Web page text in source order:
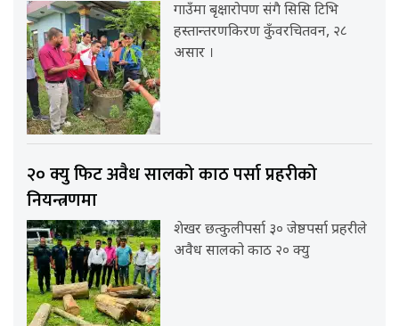
गाउँमा बृक्षारोपण संगै सिसि टिभि
हस्तान्तरणकिरण कुँवरचितवन, २८
असार ।
२० क्यु फिट अवैध सालको काठ पर्सा प्रहरीको
नियन्त्रणमा
शेखर छत्कुलीपर्सा ३० जेष्ठपर्सा प्रहरीले
अवैध सालको काठ २० क्यु